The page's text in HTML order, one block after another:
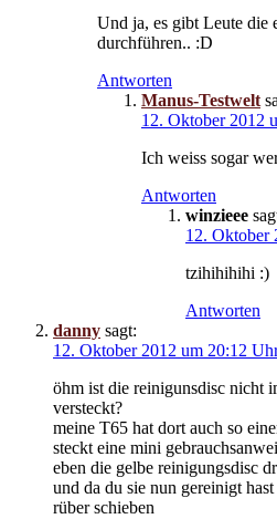
Und ja, es gibt Leute die
durchführen.. :D
Antworten
Manus-Testwelt
12. Oktober 2012
Ich weiss sogar
Antworten
winzieee
12. Oktober
tzihihihihi :)
Antworten
danny sagt:
12. Oktober 2012 um 20:12
öhm ist die reinigunsdisc nicht
versteckt?
meine T65 hat dort auch so
steckt eine mini
eben die gelbe reinigungsdisc
und da du sie nun gereinigt
rüber schieben